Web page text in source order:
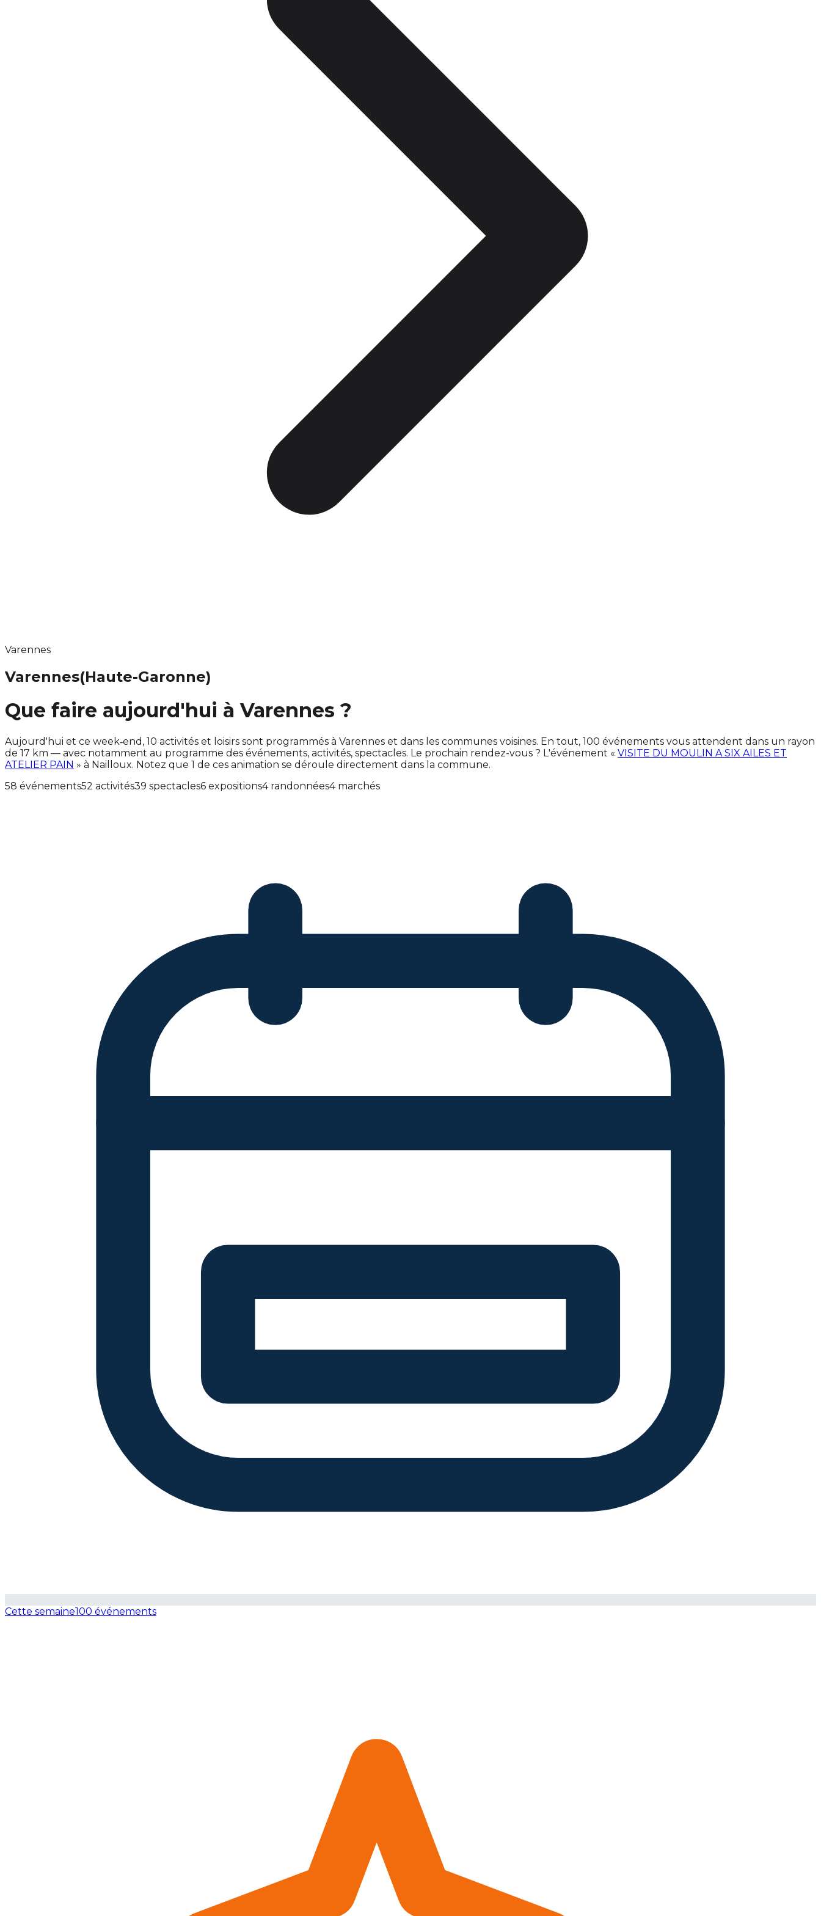
Varennes
Varennes(Haute-Garonne)
Que faire aujourd'hui à Varennes ?
Aujourd'hui et ce week‑end, 10 activités et loisirs sont programmés à Varennes et dans les communes voisines. En tout, 100 événements vous attendent dans un rayon
de 17 km — avec notamment au programme des événements, activités, spectacles. Le prochain rendez-vous ? L'événement « VISITE DU MOULIN A SIX AILES ET
ATELIER PAIN » à Nailloux. Notez que 1 de ces animation se déroule directement dans la commune.
58 événements52 activités39 spectacles6 expositions4 randonnées4 marchés
Cette semaine100 événements